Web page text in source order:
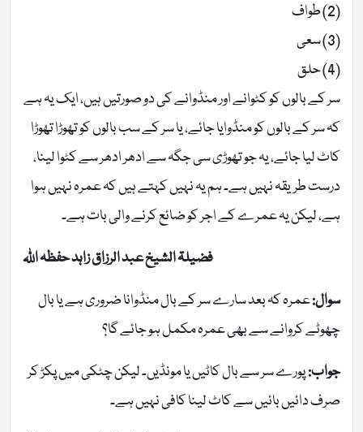
(2) طواف
(3) سعی
(4) حلق
سر کے بالوں کو کٹوانے اور منڈوانے کی دو صورتیں ہیں، ایک یہ ہے
کہ سر کے بالوں کو منڈوایا جائے، یا سر کے سب بالوں کو تھوڑا تھوڑا
کاٹ لیا جائے، یہ جو تھوڑی سی جگہ سے ادھر ادھر سے کٹوا لینا،
درست طریقہ نہیں ہے۔ ہم یہ نہیں کہتے ہیں کہ عمرہ نہیں ہوا
ہے، لیکن یہ عمرے کے اجر کو ضائع کرنے والی بات ہے۔
فضیلۃ الشیخ عبد الرزاق زاہد حفظہ اللہ
سوال:عمرہ کہ بعد سارے سر کے بال منڈوانا ضروری ہے یا بال
چھوٹے کروانے سے بھی عمرہ مکمل ہو جائے گا؟
جواب:پورے سر سے بال کاٹیں یا مونڈیں۔ لیکن چٹکی میں پکڑ کر
صرف دائیں بائیں سے کاٹ لینا کافی نہیں ہے۔